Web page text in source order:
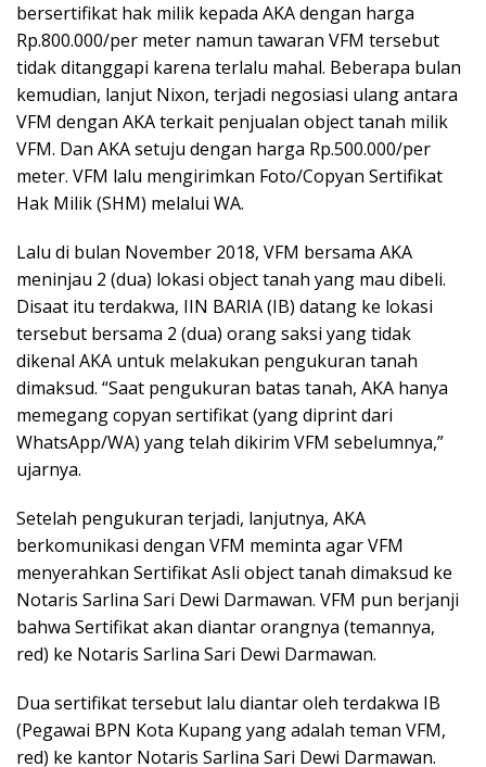
bersertifikat hak milik kepada AKA dengan harga
Rp.800.000/per meter namun tawaran VFM tersebut
tidak ditanggapi karena terlalu mahal. Beberapa bulan
kemudian, lanjut Nixon, terjadi negosiasi ulang antara
VFM dengan AKA terkait penjualan object tanah milik
VFM. Dan AKA setuju dengan harga Rp.500.000/per
meter. VFM lalu mengirimkan Foto/Copyan Sertifikat
Hak Milik (SHM) melalui WA.
Lalu di bulan November 2018, VFM bersama AKA
meninjau 2 (dua) lokasi object tanah yang mau dibeli.
Disaat itu terdakwa, IIN BARIA (IB) datang ke lokasi
tersebut bersama 2 (dua) orang saksi yang tidak
dikenal AKA untuk melakukan pengukuran tanah
dimaksud. “Saat pengukuran batas tanah, AKA hanya
memegang copyan sertifikat (yang diprint dari
WhatsApp/WA) yang telah dikirim VFM sebelumnya,”
ujarnya.
Setelah pengukuran terjadi, lanjutnya, AKA
berkomunikasi dengan VFM meminta agar VFM
menyerahkan Sertifikat Asli object tanah dimaksud ke
Notaris Sarlina Sari Dewi Darmawan. VFM pun berjanji
bahwa Sertifikat akan diantar orangnya (temannya,
red) ke Notaris Sarlina Sari Dewi Darmawan.
Dua sertifikat tersebut lalu diantar oleh terdakwa IB
(Pegawai BPN Kota Kupang yang adalah teman VFM,
red) ke kantor Notaris Sarlina Sari Dewi Darmawan.